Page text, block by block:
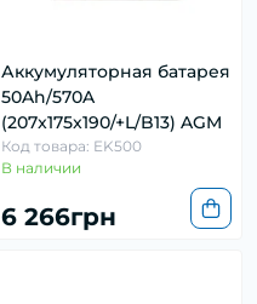
Аккумуляторная батарея
50Ah/570A
(207x175x190/+L/B13) AGM
Код товара: EK500
В наличии
6 266грн